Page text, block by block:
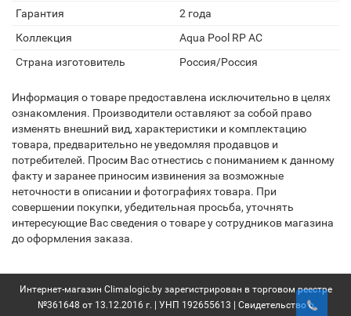
Гарантия
2 года
Коллекция
Aqua Pool RP AC
Страна изготовитель
Россия/Россия
Информация о товаре предоставлена исключительно в целях
ознакомления. Производители оставляют за собой право
изменять внешний вид, характеристики и комплектацию
товара, предварительно не уведомляя продавцов и
потребителей. Просим Вас отнестись с пониманием к данному
факту и заранее приносим извинения за возможные
неточности в описании и фотографиях товара. При
совершении покупки, убедительная просьба, уточнять
интересующие Вас сведения о товаре у сотрудников магазина
до оформления заказа.
Интернет-магазин Climalogic.by зарегистрирован в торговом реестре
№361648 от 13.12.2016 г. | УНП 192655613 | Свидетельство о